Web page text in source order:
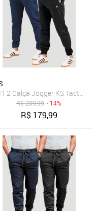
Premium Academia Treino
2 Calça Jogger KS Tactel
R$209,99 - 14%
R$ 179,99